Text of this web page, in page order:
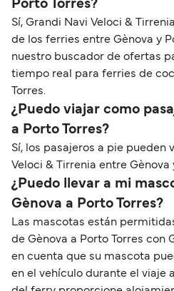
Porto Torres?
Sí, Grandi Navi Veloci &
de los ferries entre Gènova y
nuestro buscador de ofertas
tiempo real para ferries de
Torres.
¿Puedo viajar como
a Porto Torres?
Sí, los pasajeros a pie pueden
Veloci & Tirrenia entre Gènova
¿Puedo llevar a mi
Gènova a Porto Torres?
Las mascotas están
de Gènova a Porto Torres con
en cuenta que su mascota
en el vehículo durante el viaje